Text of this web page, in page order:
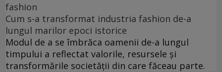
fashion
Cum s-a transformat industria fashion de-a
lungul marilor epoci istorice
Modul de a se îmbrăca oamenii de-a lungul
timpului a reflectat valorile, resursele și
transformările societății din care făceau parte.